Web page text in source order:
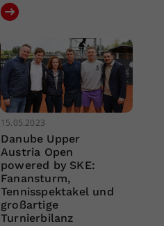
15.05.2023
Danube Upper
Austria Open
powered by SKE:
Fanansturm,
Tennisspektakel und
großartige
Turnierbilanz